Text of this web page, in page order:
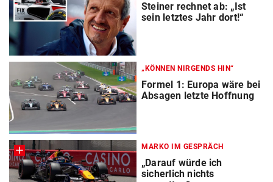
Steiner rechnet ab: „Ist
sein letztes Jahr dort!“
„KÖNNEN NIRGENDS HIN“
Formel 1: Europa wäre bei
Absagen letzte Hoffnung
MARKO IM GESPRÄCH
„Darauf würde ich
sicherlich nichts